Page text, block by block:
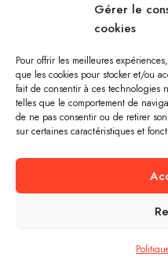
Gérer le
cookies
Pour offrir les meilleures
que les cookies pour stocker et/ou
fait de consentir à ces technologies
telles que le comportement de
de ne pas consentir ou de retirer
sur certaines caractéristiques et
Gsti
Gsti
Pièces
Parc
GSTI MÉCANIQUE
TOUS